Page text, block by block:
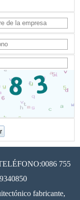
755
fabricante,